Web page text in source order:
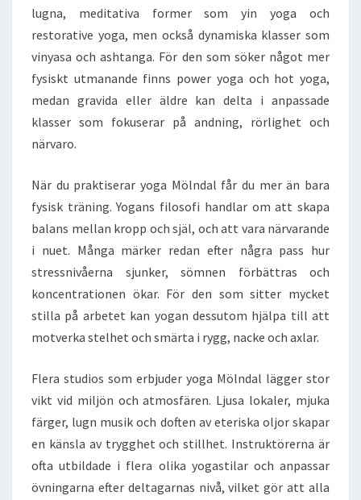
lugna, meditativa former som yin yoga och
restorative yoga, men också dynamiska klasser som
vinyasa och ashtanga. För den som söker något mer
fysiskt utmanande finns power yoga och hot yoga,
medan gravida eller äldre kan delta i anpassade
klasser som fokuserar på andning, rörlighet och
närvaro.
När du praktiserar yoga Mölndal får du mer än bara
fysisk träning. Yogans filosofi handlar om att skapa
balans mellan kropp och själ, och att vara närvarande
i nuet. Många märker redan efter några pass hur
stressnivåerna sjunker, sömnen förbättras och
koncentrationen ökar. För den som sitter mycket
stilla på arbetet kan yogan dessutom hjälpa till att
motverka stelhet och smärta i rygg, nacke och axlar.
Flera studios som erbjuder yoga Mölndal lägger stor
vikt vid miljön och atmosfären. Ljusa lokaler, mjuka
färger, lugn musik och doften av eteriska oljor skapar
en känsla av trygghet och stillhet. Instruktörerna är
ofta utbildade i flera olika yogastilar och anpassar
övningarna efter deltagarnas nivå, vilket gör att alla